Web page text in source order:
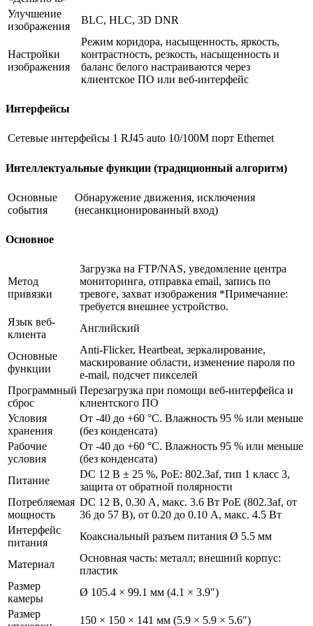
Улучшение
изображения
BLC, HLC, 3D DNR
Настройки
изображения
Режим коридора, насыщенность, яркость,
контрастность, резкость, насыщенность и
баланс белого настраиваются через
клиентское ПО или веб-интерфейс
Интерфейсы
Сетевые интерфейсы 1 RJ45 auto 10/100M порт Ethernet
Интеллектуальные функции (традиционный алгоритм)
Основные
события
Обнаружение движения, исключения
(несанкционированный вход)
Основное
Метод
привязки
Загрузка на FTP/NAS, уведомление центра
мониторинга, отправка email, запись по
тревоге, захват изображения *Примечание:
требуется внешнее устройство.
Язык веб-
клиента
Английский
Основные
функции
Anti-Flicker, Heartbeat, зеркалирование,
маскирование области, изменение пароля по
e-mail, подсчет пикселей
Программный
сброс
Перезагрузка при помощи веб-интерфейса и
клиентского ПО
Условия
хранения
От -40 до +60 °C. Влажность 95 % или меньше
(без конденсата)
Рабочие
условия
От -40 до +60 °C. Влажность 95 % или меньше
(без конденсата)
Питание
DC 12 В ± 25 %, PoE: 802.3af, тип 1 класс 3,
защита от обратной полярности
Потребляемая
мощность
DC 12 В, 0.30 А, макс. 3.6 Вт PoE (802.3af, от
36 до 57 В), от 0.20 до 0.10 А, макс. 4.5 Вт
Интерфейс
питания
Коаксиальный разъем питания Ø 5.5 мм
Материал
Основная часть: металл; внешний корпус:
пластик
Размер
камеры
Ø 105.4 × 99.1 мм (4.1 × 3.9″)
Размер
150 × 150 × 141 мм (5.9 × 5.9 × 5.6″)